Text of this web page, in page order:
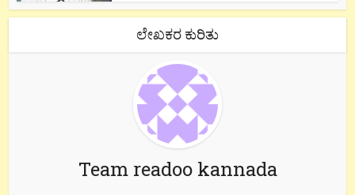
ಲೇಖಕರ ಕುರಿತು
Team readoo kannada